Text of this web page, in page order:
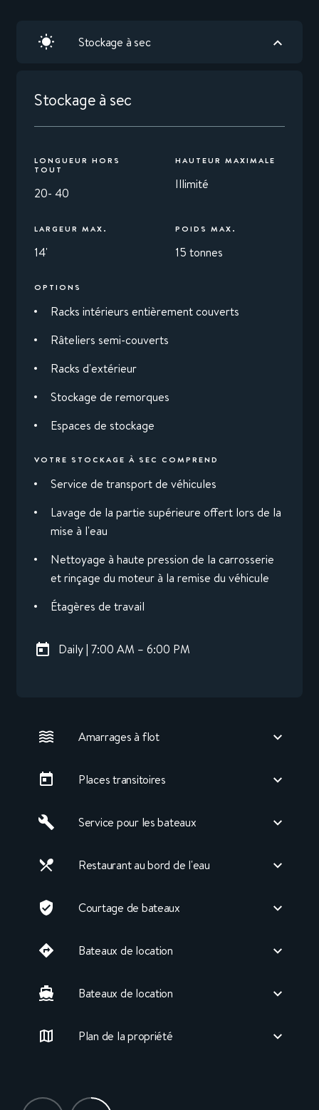
Stockage à sec
Stockage à sec
LONGUEUR HORS
TOUT
20- 40
HAUTEUR MAXIMALE
Illimité
LARGEUR MAX.
14'
POIDS MAX.
15 tonnes
OPTIONS
Racks intérieurs entièrement couverts
Râteliers semi-couverts
Racks d'extérieur
Stockage de remorques
Espaces de stockage
VOTRE STOCKAGE À SEC COMPREND
Service de transport de véhicules
Lavage de la partie supérieure offert lors de la
mise à l'eau
Nettoyage à haute pression de la carrosserie
et rinçage du moteur à la remise du véhicule
Étagères de travail
Daily | 7:00 AM – 6:00 PM
Amarrages à flot
Places transitoires
Service pour les bateaux
Restaurant au bord de l'eau
Courtage de bateaux
Bateaux de location
Bateaux de location
Plan de la propriété